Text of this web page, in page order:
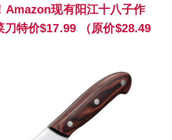
Amazon现有阳江十八子作
刀特价$17.99 （原价$28.49